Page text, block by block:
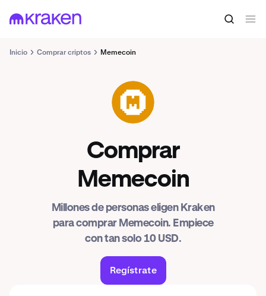
Inicio Comprar criptos Memecoin
Comprar
Memecoin
Millones de personas eligen Kraken
para comprar Memecoin. Empiece
con tan solo 10 USD.
Regístrate